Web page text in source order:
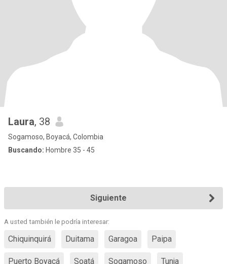
Laura, 38
Sogamoso, Boyacá, Colombia
Buscando: Hombre 35 - 45
Siguiente
A usted también le podría interesar:
Chiquinquirá Duitama Garagoa Paipa
Puerto Boyacá Soatá Sogamoso Tunja